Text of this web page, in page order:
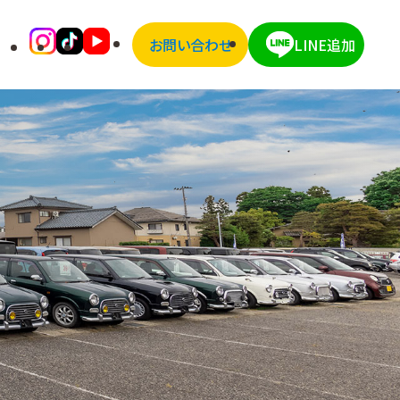
お問い合わせ LINE追加